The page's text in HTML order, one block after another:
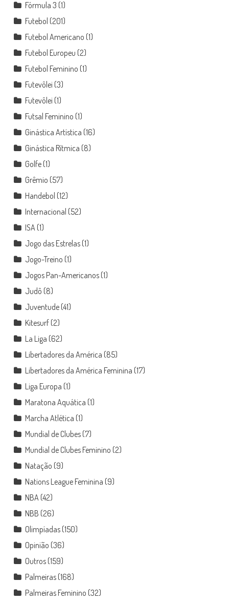
Fórmula 3 (1)
Futebol (201)
Futebol Americano (1)
Futebol Europeu (2)
Futebol Feminino (1)
Futevôlei (3)
Futevôlei (1)
Futsal Feminino (1)
Ginástica Artística (16)
Ginástica Rítmica (8)
Golfe(1)
Grêmio (57)
Handebol (12)
Internacional (52)
ISA(1)
Jogo das Estrelas(1)
Jogo-Treino (1)
Jogos Pan-Americanos(1)
Judô (8)
Juventude(41)
Kitesurf(2)
La Liga (62)
Libertadores da América (85)
Libertadores da América Feminina (17)
Liga Europa (1)
Maratona Aquática (1)
Marcha Atlética (1)
Mundial de Clubes(7)
Mundial de Clubes Feminino (2)
Natação (9)
Nations League Feminina (9)
NBA(42)
NBB (26)
Olimpíadas(150)
Opinião (36)
Outros(159)
Palmeiras(168)
Palmeiras Feminino (32)